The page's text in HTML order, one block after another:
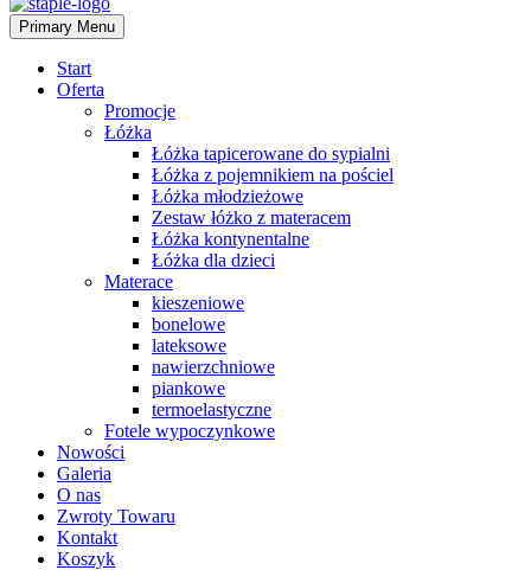
Primary Menu
Start
Oferta
Promocje
Łóżka
Łóżka tapicerowane do sypialni
Łóżka z pojemnikiem na pościel
Łóżka młodzieżowe
Zestaw łóżko z materacem
Łóżka kontynentalne
Łóżka dla dzieci
Materace
kieszeniowe
bonelowe
lateksowe
nawierzchniowe
piankowe
termoelastyczne
Fotele wypoczynkowe
Nowości
Galeria
O nas
Zwroty Towaru
Kontakt
Koszyk